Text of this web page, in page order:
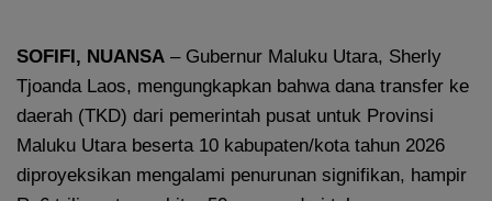
SOFIFI, NUANSA – Gubernur Maluku Utara, Sherly
Tjoanda Laos, mengungkapkan bahwa dana transfer ke
daerah (TKD) dari pemerintah pusat untuk Provinsi
Maluku Utara beserta 10 kabupaten/kota tahun 2026
diproyeksikan mengalami penurunan signifikan, hampir